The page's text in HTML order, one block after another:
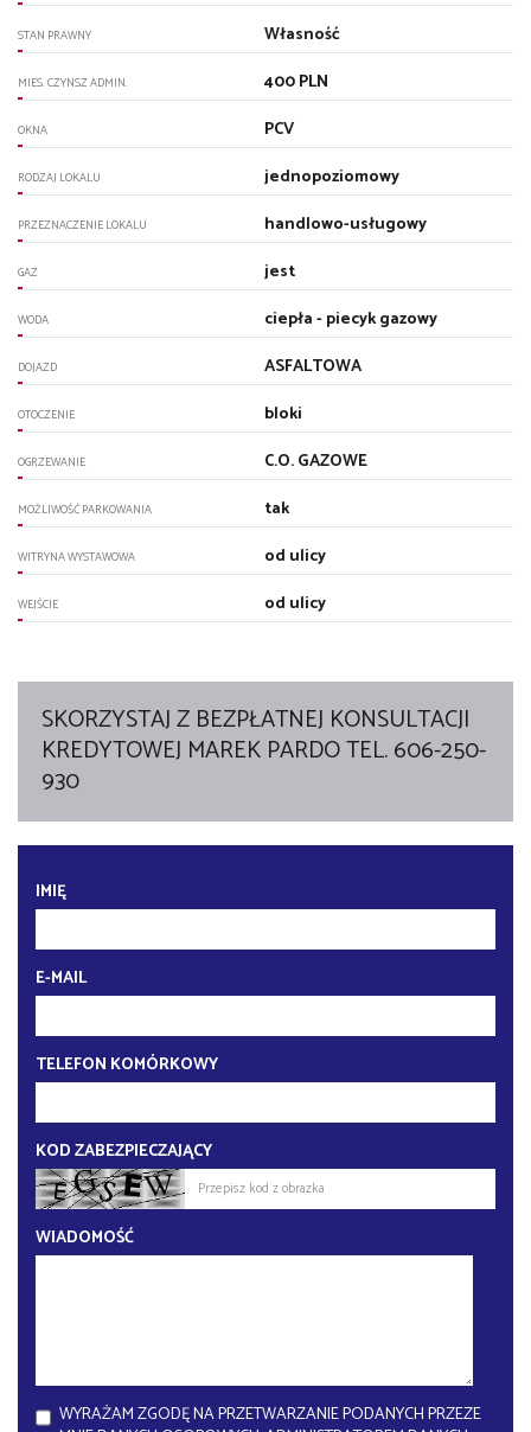
STAN PRAWNY Własność
MIES. CZYNSZ ADMIN. 400 PLN
OKNA PCV
RODZAJ LOKALU jednopoziomowy
PRZEZNACZENIE LOKALU handlowo-usługowy
GAZ jest
WODA ciepła - piecyk gazowy
DOJAZD ASFALTOWA
OTOCZENIE bloki
OGRZEWANIE C.O. GAZOWE
MOŻLIWOŚĆ PARKOWANIA tak
WITRYNA WYSTAWOWA od ulicy
WEJŚCIE od ulicy
SKORZYSTAJ Z BEZPŁATNEJ KONSULTACJI
KREDYTOWEJ MAREK PARDO TEL. 606-250-
930
IMIĘ
E-MAIL
TELEFON KOMÓRKOWY
KOD ZABEZPIECZAJĄCY
WIADOMOŚĆ
WYRAŻAM ZGODĘ NA PRZETWARZANIE PODANYCH PRZEZE